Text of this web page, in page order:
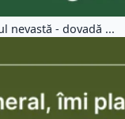
nevastă - dovadă ...